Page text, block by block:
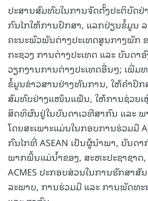
ປະສານສົມທົບໃນການຈັດຕັ້ງປະຕິບັດ
ກົນໄກໃຫ້ການປຶກສາ, ແລກປ່ຽນຂໍ້ມູນ
ຄະນະພົວພັນຕ່າງປະເທດສູນກາງພັກ
ກະຊວງ ການຕ່າງປະເທດ ແລະ ບັນດາ
ວຽກງານການຕ່າງປະເທດອື່ນໆ; ເພີ່ມ
ຂໍ້ມູນຂ່າວສານຢ່າງທັນການ, ໃຫ້ຄໍາປຶກ
ສົມທົບຢ່າງແໜ້ນແຟ້ນ, ໃຫ້ການຊ່ວຍເ
ສິດທິຜົນຢູ່ໃນບັນດາເວທີສາກົນ ແລະ
ໂດຍສະເພາະແມ່ນໃນກອບການຮ່ວມມື
ກົນໄກທີ່ ASEAN ເປັນຜູ້ນໍາພາ, ບັນດ
ພາກພື້ນແມ່ນໍ້າຂອງ, ສະຫະປະຊາຊາດ,
ACMES ປະກອບສ່ວນໃນການຮັກສາສັ
ລະພາບ, ການຮ່ວມມື ແລະ ການພັດທ